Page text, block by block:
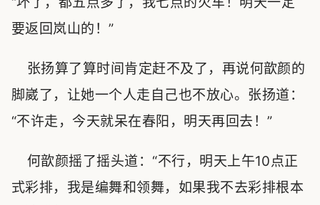
要返回岚山的！”
张扬算了算时间肯定赶不及了，再说何歆颜的
脚崴了，让她一个人走自己也不放心。张扬道：
“不许走，今天就呆在春阳，明天再回去！”
何歆颜摇了摇头道：“不行，明天上午10点正
式彩排，我是编舞和领舞，如果我不去彩排根本